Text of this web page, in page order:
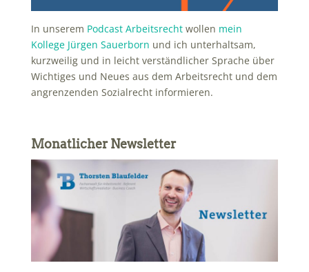
In unserem Podcast Arbeitsrechtwollen mein
Kollege Jürgen Sauerborn und ich unterhaltsam,
kurzweilig und in leicht verständlicher Sprache über
Wichtiges und Neues aus dem Arbeitsrecht und dem
angrenzenden Sozialrecht informieren.
Monatlicher Newsletter